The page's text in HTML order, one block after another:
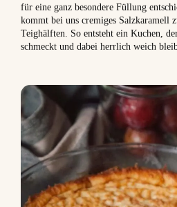
für eine ganz besondere Füllung
kommt bei uns cremiges Salzkaramell
Teighälften. So entsteht ein Kuchen,
schmeckt und dabei herrlich weich